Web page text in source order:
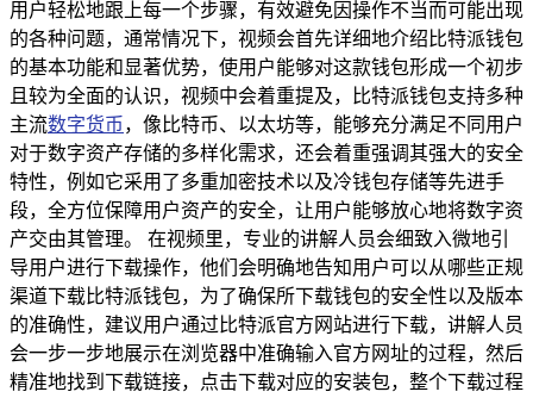
用户轻松地跟上每一个步骤，有效避免因操作不当而可能出现
的各种问题，通常情况下，视频会首先详细地介绍比特派钱包
的基本功能和显著优势，使用户能够对这款钱包形成一个初步
且较为全面的认识，视频中会着重提及，比特派钱包支持多种
主流数字货币 ，像比特币、以太坊等，能够充分满足不同用户
对于数字资产存储的多样化需求，还会着重强调其强大的安全
特性，例如它采用了多重加密技术以及冷钱包存储等先进手
段，全方位保障用户资产的安全，让用户能够放心地将数字资
产交由其管理。 在视频里，专业的讲解人员会细致入微地引
导用户进行下载操作，他们会明确地告知用户可以从哪些正规
渠道下载比特派钱包，为了确保所下载钱包的安全性以及版本
的准确性，建议用户通过比特派官方网站进行下载，讲解人员
会一步一步地展示在浏览器中准确输入官方网址的过程，然后
精准地找到下载链接，点击下载对应的安装包，整个下载过程